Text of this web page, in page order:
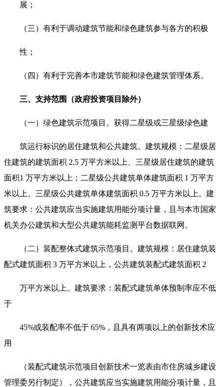
展；
（三）有利于调动建筑节能和绿色建筑参与各方的积极
性；
（四）有利于完善本市建筑节能和绿色建筑管理体系。
三、支持范围（政府投资项目除外）
（一）绿色建筑示范项目。获得二星级或三星级绿色建
筑运行标识的居住建筑和公共建筑。建筑规模：二星级居
住建筑的建筑面积 2.5 万平方米以上、三星级居住建筑的建筑
面积1 万平方米以上；二星级公共建筑单体建筑面积 1 万平方
米以上、三星级公共建筑单体建筑面积 0.5 万平方米以上。建
筑要求：公共建筑应当实施建筑用能分项计量，且与本市国家
机关办公建筑和大型公共建筑能耗监测平台数据联网。
（二）装配整体式建筑示范项目。建筑规模：居住建筑装
配式建筑面积 3 万平方米以上，公共建筑装配式建筑面积 2
万平方米以上。建筑要求：装配式建筑单体预制率应不低
于
45%或装配率不低于 65%，且具有两项以上的创新技术应
用
（装配式建筑示范项目创新技术一览表由市住房城乡建设
管理委另行制定），公共建筑应当实施建筑用能分项计量，且